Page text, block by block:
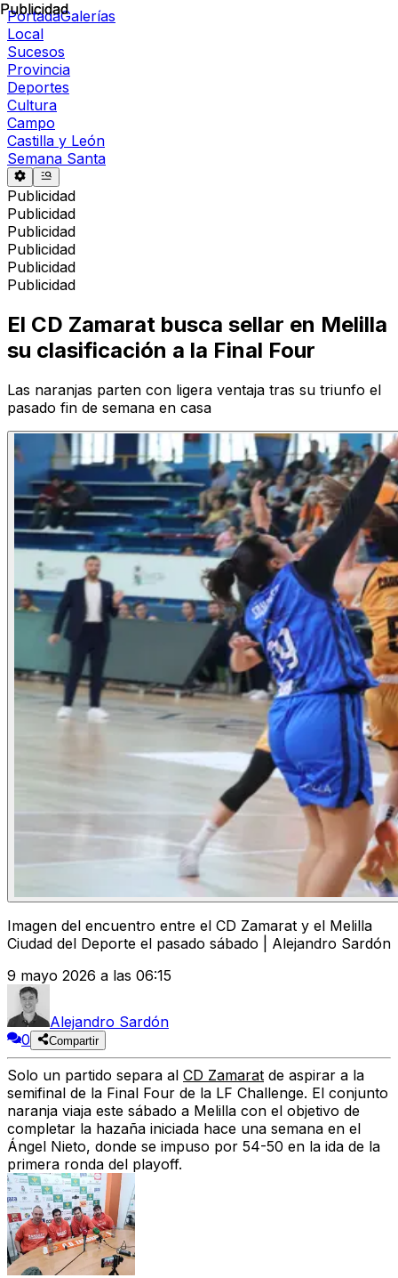
PortadaGalerías
Local
Sucesos
Provincia
Deportes
Cultura
Campo
Castilla y León
Semana Santa
Publicidad
Publicidad
Publicidad
Publicidad
Publicidad
Publicidad
Publicidad
El CD Zamarat busca sellar en Melilla
su clasificación a la Final Four
Las naranjas parten con ligera ventaja tras su triunfo el
pasado fin de semana en casa
Imagen del encuentro entre el CD Zamarat y el Melilla
Ciudad del Deporte el pasado sábado | Alejandro Sardón
9 mayo 2026 a las 06:15
Alejandro Sardón
0
Compartir
Solo un partido separa al CD Zamarat de aspirar a la
semifinal de la Final Four de la LF Challenge. El conjunto
naranja viaja este sábado a Melilla con el objetivo de
completar la hazaña iniciada hace una semana en el
Ángel Nieto, donde se impuso por 54-50 en la ida de la
primera ronda del playoff.
Publicidad